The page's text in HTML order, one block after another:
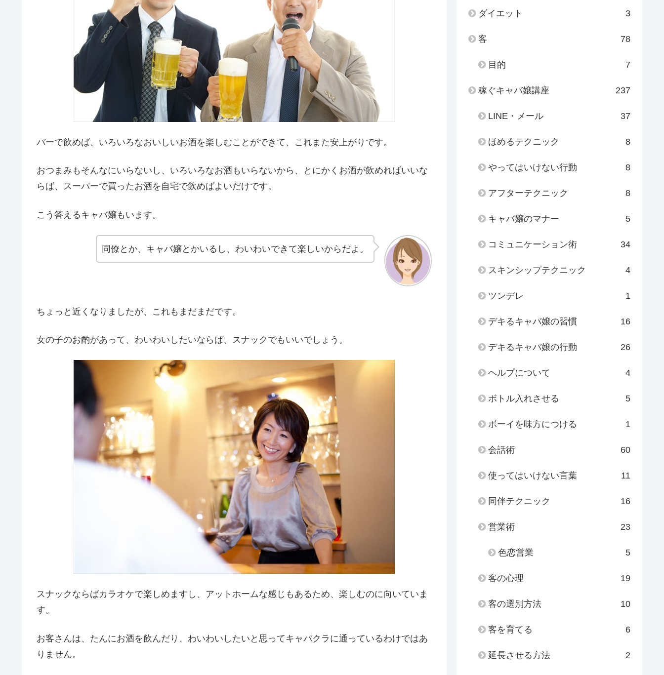
バーで飲めば、いろいろなおいしいお酒を楽しむことができて、これまた安上がりです。
おつまみもそんなにいらないし、いろいろなお酒もいらないから、とにかくお酒が飲めればいいな
らば、スーパーで買ったお酒を自宅で飲めばよいだけです。
こう答えるキャバ嬢もいます。
同僚とか、キャバ嬢とかいるし、わいわいできて楽しいからだよ。
ちょっと近くなりましたが、これもまだまだです。
女の子のお酌があって、わいわいしたいならば、スナックでもいいでしょう。
スナックならばカラオケで楽しめますし、アットホームな感じもあるため、楽しむのに向いていま
す。
お客さんは、たんにお酒を飲んだり、わいわいしたいと思ってキャバクラに通っているわけではあ
りません。
ダイエット 3
客 78
目的 7
稼ぐキャバ嬢講座 237
LINE・メール 37
ほめるテクニック 8
やってはいけない行動 8
アフターテクニック 8
キャバ嬢のマナー 5
コミュニケーション術 34
スキンシップテクニック 4
ツンデレ 1
デキるキャバ嬢の習慣 16
デキるキャバ嬢の行動 26
ヘルプについて 4
ボトル入れさせる 5
ボーイを味方につける 1
会話術 60
使ってはいけない言葉 11
同伴テクニック 16
営業術 23
色恋営業 5
客の心理 19
客の選別方法 10
客を育てる 6
延長させる方法 2